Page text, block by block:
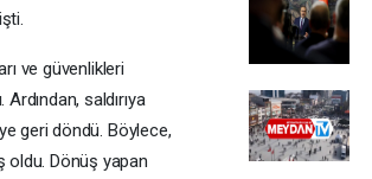
ve güvenlikleri
saldırıya
geri döndü. Böylece,
oldu. Dönüş yapan